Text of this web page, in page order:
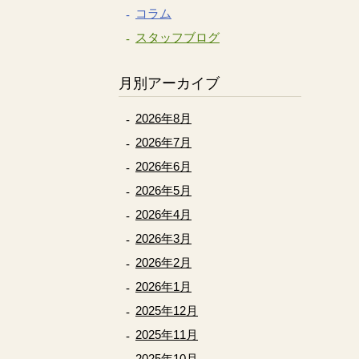
コラム
スタッフブログ
月別アーカイブ
2026年8月
2026年7月
2026年6月
2026年5月
2026年4月
2026年3月
2026年2月
2026年1月
2025年12月
2025年11月